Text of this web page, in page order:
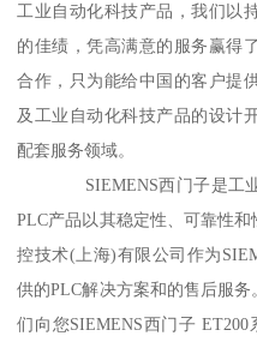
工业自动化科技产品，我们以
的佳绩，凭高满意的服务赢得
合作，只为能给中国的客户提
及工业自动化科技产品的设计
配套服务领域。
SIEMENS西门子是工业
PLC产品以其稳定性、可靠性
控技术(上海)有限公司作为
供的PLC解决方案和的售后服
们向您SIEMENS西门子